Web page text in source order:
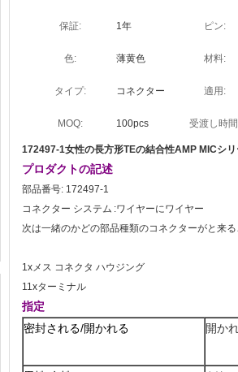
保証: 1年 ピン:
色: 薄黄色 材料:
タイプ: コネクター 適用:
MOQ: 100pcs 受渡し時
172497-1女性の長方形TEの結合性AMP MICシ
プロダクトの記述
部品番号: 172497-1
コネクター システム :ワイヤーにワイヤー
次は一緒のかどの部品種類のコネクターがと来
1xメス コネクタ ハウジング
11xターミナル
指定
密封される/開かれる
開か